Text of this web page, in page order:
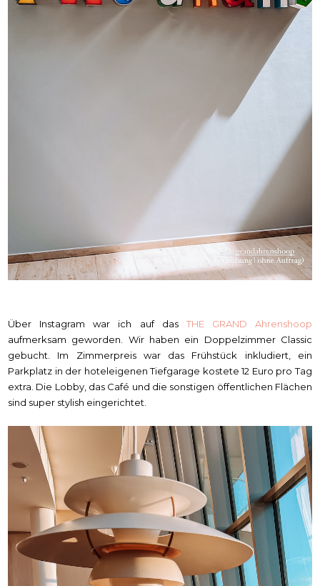
Über Instagram war ich auf das THE GRAND Ahrenshoop
aufmerksam geworden. Wir haben ein Doppelzimmer Classic
gebucht. Im Zimmerpreis war das Frühstück inkludiert, ein
Parkplatz in der hoteleigenen Tiefgarage kostete 12 Euro pro Tag
extra. Die Lobby, das Café und die sonstigen öffentlichen Flächen
sind super stylish eingerichtet.